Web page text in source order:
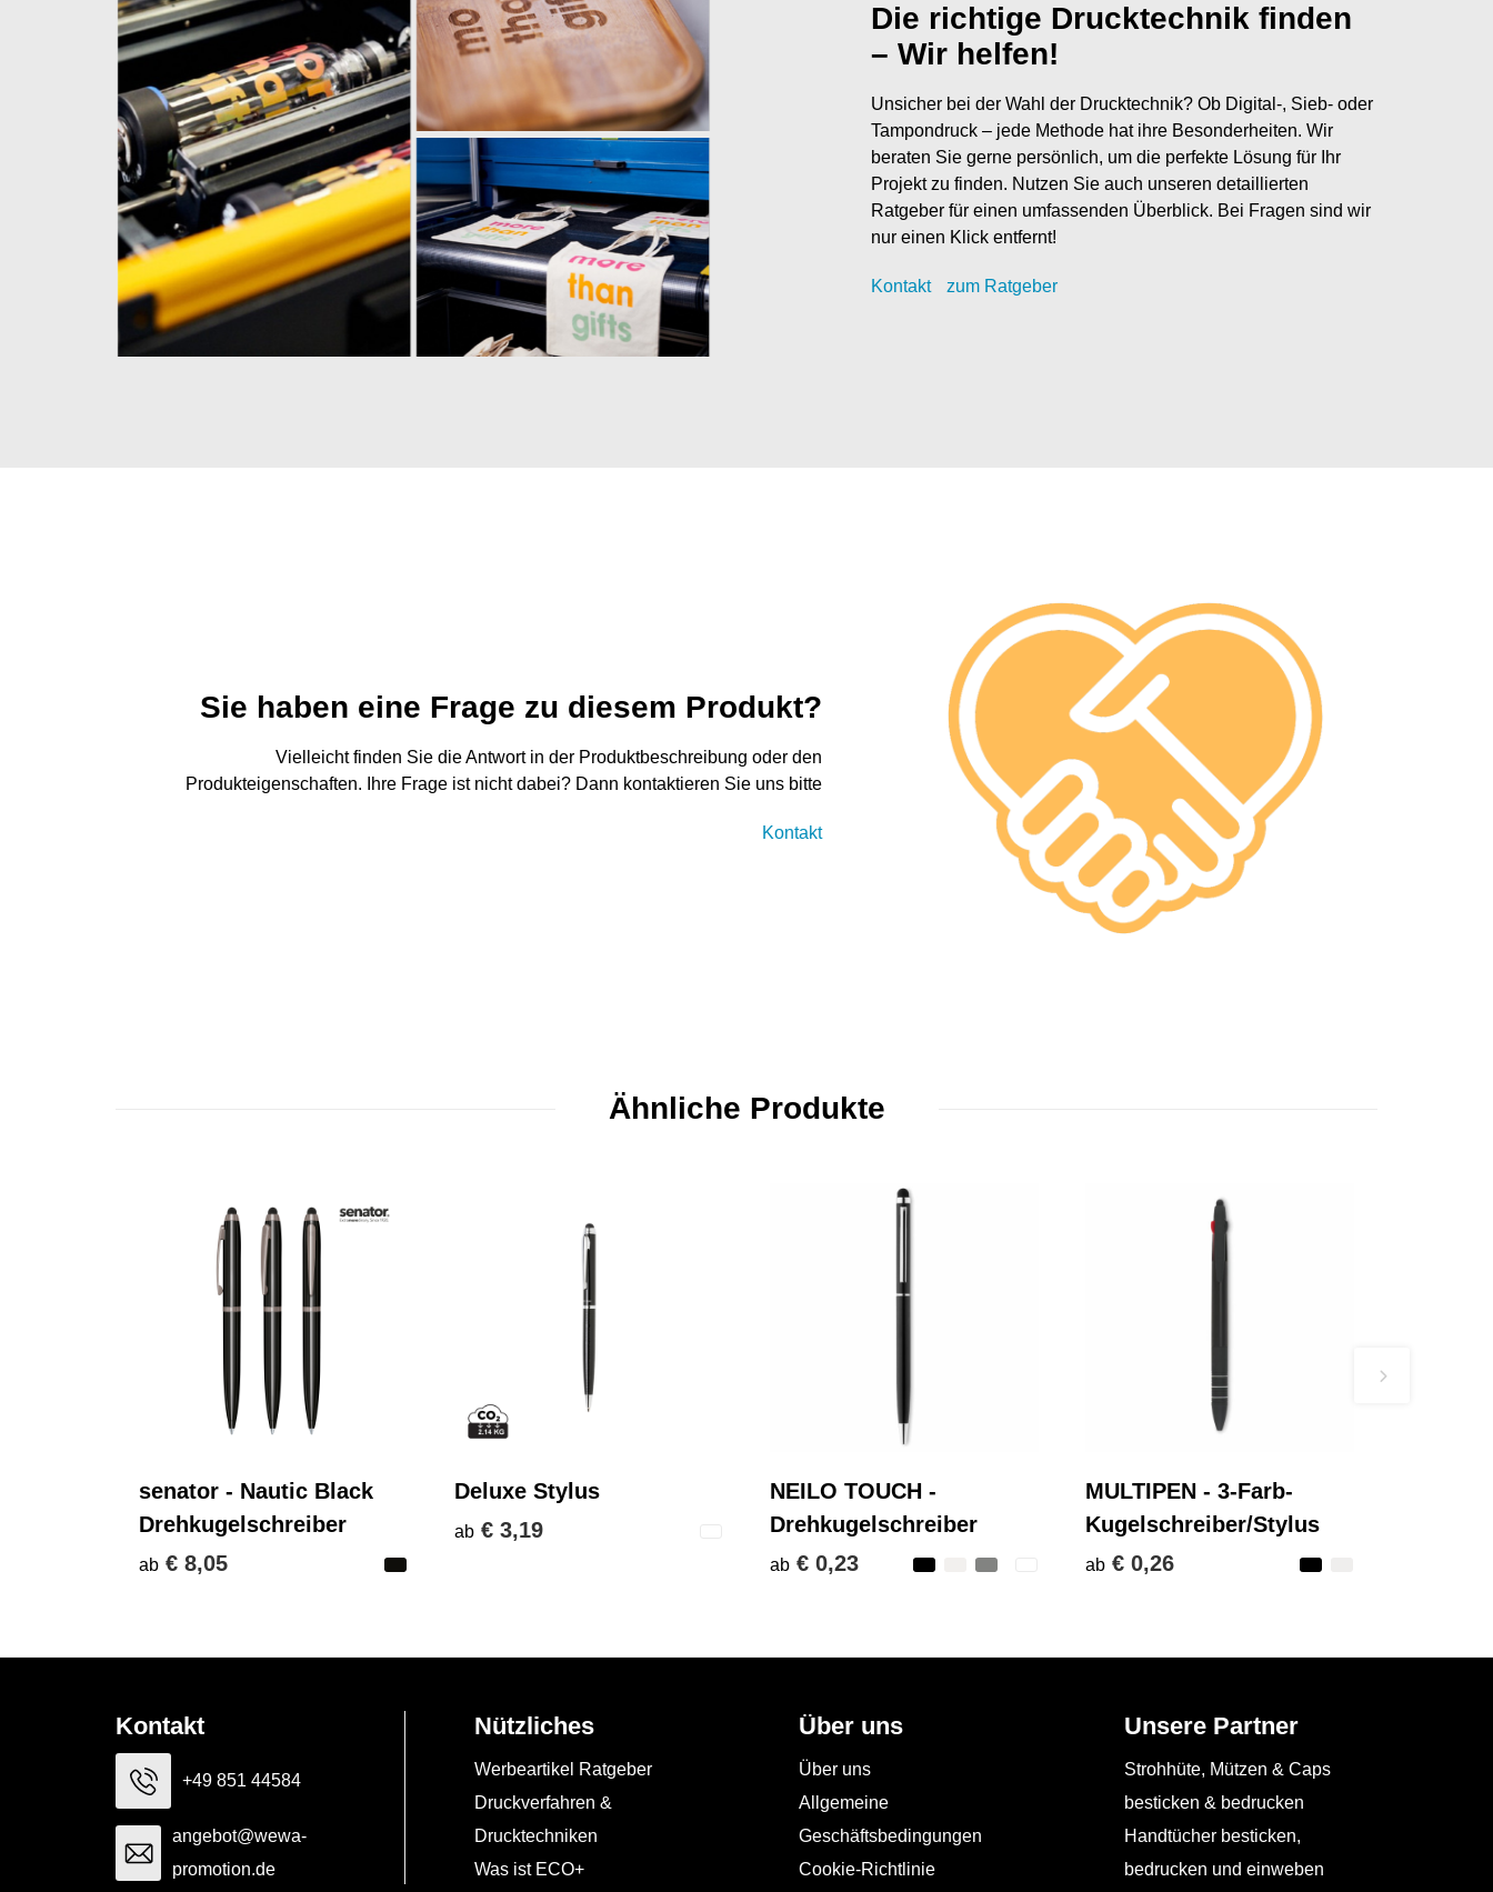
Die richtige Drucktechnik finden
– Wir helfen!
Unsicher bei der Wahl der Drucktechnik? Ob Digital-, Sieb- oder
Tampondruck – jede Methode hat ihre Besonderheiten. Wir
beraten Sie gerne persönlich, um die perfekte Lösung für Ihr
Projekt zu finden. Nutzen Sie auch unseren detaillierten
Ratgeber für einen umfassenden Überblick. Bei Fragen sind wir
nur einen Klick entfernt!
Kontakt zum Ratgeber
Sie haben eine Frage zu diesem Produkt?
Vielleicht finden Sie die Antwort in der Produktbeschreibung oder den
Produkteigenschaften. Ihre Frage ist nicht dabei? Dann kontaktieren Sie uns bitte
Kontakt
Ähnliche Produkte
senator - Nautic Black
Drehkugelschreiber
ab € 8,05
Deluxe Stylus
ab € 3,19
NEILO TOUCH -
Drehkugelschreiber
ab € 0,23
MULTIPEN - 3-Farb-
Kugelschreiber/Stylus
ab € 0,26
Kontakt
+49 851 44584
angebot@wewa-
promotion.de
Nützliches
Werbeartikel Ratgeber
Druckverfahren &
Drucktechniken
Was ist ECO+
Über uns
Über uns
Allgemeine
Geschäftsbedingungen
Cookie-Richtlinie
Unsere Partner
Strohhüte, Mützen & Caps
besticken & bedrucken
Handtücher besticken,
bedrucken und einweben